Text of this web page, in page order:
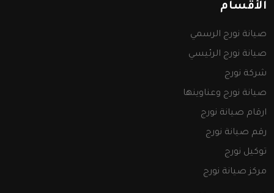
الأقسام
صيانة نورج الرسمي
صيانة نورج الرئيسي
شركة نورج
صيانة نورج وعناوينها
ارقام صيانة نورج
رقم صيانة نورج
توكيل نورج
مركز صيانة نورج